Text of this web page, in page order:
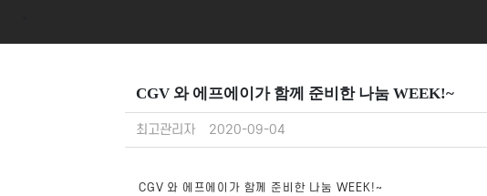
CGV 와 에프에이가 함께 준비한 나눔 WEEK!~
최고관리자 2020-09-04
CGV 와 에프에이가 함께 준비한 나눔 WEEK!~